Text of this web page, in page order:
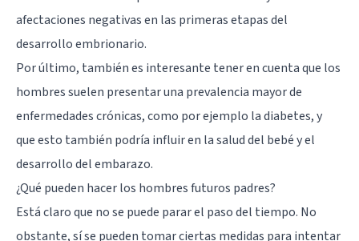
afectaciones negativas en las primeras etapas del
desarrollo embrionario.
Por último, también es interesante tener en cuenta que los
hombres suelen presentar una prevalencia mayor de
enfermedades crónicas, como por ejemplo la diabetes, y
que esto también podría influir en la salud del bebé y el
desarrollo del embarazo.
¿Qué pueden hacer los hombres futuros padres?
Está claro que no se puede parar el paso del tiempo. No
obstante, sí se pueden tomar ciertas medidas para intentar